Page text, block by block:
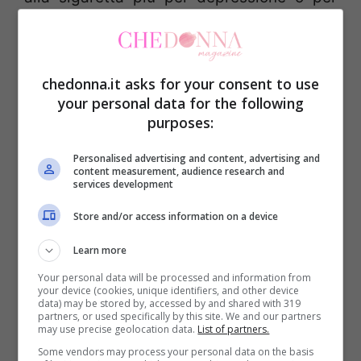
Dipendenza dal fumo e ciclo
mestruale
Tanto è vero che un altro studio condotto
daAdrianna Mendrek
Montréal, insieme ai ricercatori dell’Institut
universitaire en santé mentale ha
evidenziato che, per uscire dalla
dipendenza dal fumo, le donne devono
prestare attenzione al loro ciclo mestruale
che, ormai universalmente riconosciuto,
chedonna.it asks for your consent to use
your personal data for the following
purposes:
Personalised advertising and content, advertising and
content measurement, audience research and
services development
Store and/or access information on a device
Learn more
Your personal data will be processed and information from
your device (cookies, unique identifiers, and other device
data) may be stored by, accessed by and shared with 319
partners, or used specifically by this site. We and our partners
may use precise geolocation data. List of partners.
Some vendors may process your personal data on the basis